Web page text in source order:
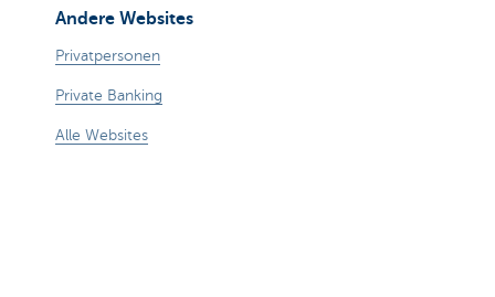
Andere Websites
Privatpersonen
Private Banking
Alle Websites